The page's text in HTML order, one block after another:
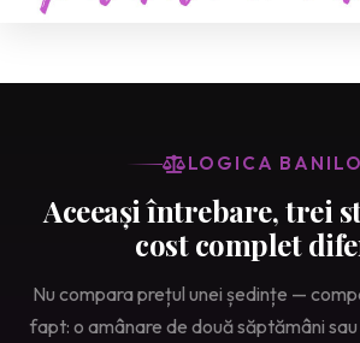
LOGICA
Aceeași întrebare, trei
cost complet
Nu compara prețul unei ședințe —
fapt: o amânare de două săptămâni